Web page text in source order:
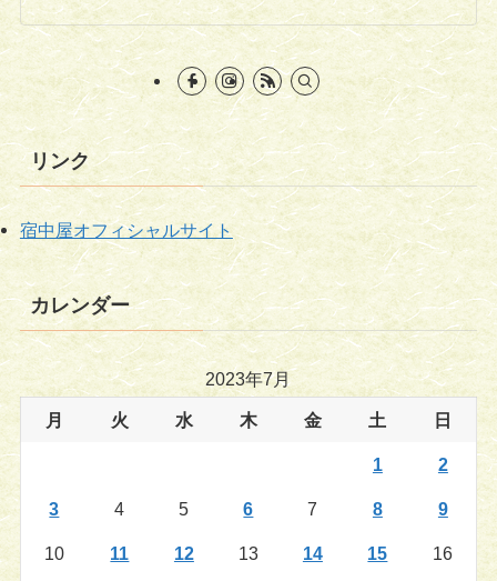
リンク
宿中屋オフィシャルサイト
カレンダー
2023年7月
月 火 水 木 金 土 日
1 2
3 4 5 6 7 8 9
10 11 12 13 14 15 16